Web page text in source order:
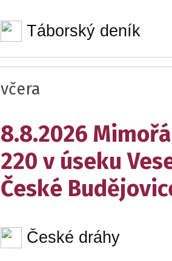
Táborský deník
včera
8.8.2026
220 v úseku
České
České dráhy